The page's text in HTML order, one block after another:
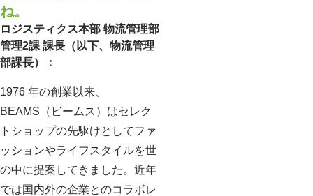
ね。
ロジスティクス本部 物流管理部
管理2課 課長（以下、物流管理
部課長）：
1976 年の創業以来、
BEAMS（ビームス）はセレク
トショップの先駆けとしてファ
ッションやライフスタイルを世
の中に提案してきました。近年
では国内外の企業とのコラボレ